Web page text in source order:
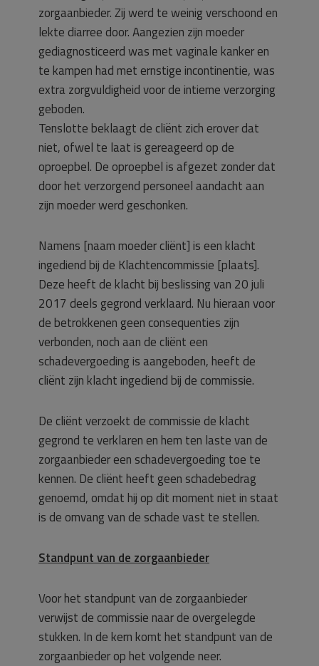
zorgaanbieder. Zij werd te weinig verschoond en
lekte diarree door. Aangezien zijn moeder
gediagnosticeerd was met vaginale kanker en
te kampen had met ernstige incontinentie, was
extra zorgvuldigheid voor de intieme verzorging
geboden.
Tenslotte beklaagt de cliënt zich erover dat
niet, ofwel te laat is gereageerd op de
oproepbel. De oproepbel is afgezet zonder dat
door het verzorgend personeel aandacht aan
zijn moeder werd geschonken.
Namens [naam moeder cliënt] is een klacht
ingediend bij de Klachtencommissie [plaats].
Deze heeft de klacht bij beslissing van 20 juli
2017 deels gegrond verklaard. Nu hieraan voor
de betrokkenen geen consequenties zijn
verbonden, noch aan de cliënt een
schadevergoeding is aangeboden, heeft de
cliënt zijn klacht ingediend bij de commissie.
De cliënt verzoekt de commissie de klacht
gegrond te verklaren en hem ten laste van de
zorgaanbieder een schadevergoeding toe te
kennen. De cliënt heeft geen schadebedrag
genoemd, omdat hij op dit moment niet in staat
is de omvang van de schade vast te stellen.
Standpunt van de zorgaanbieder
Voor het standpunt van de zorgaanbieder
verwijst de commissie naar de overgelegde
stukken. In de kern komt het standpunt van de
zorgaanbieder op het volgende neer.